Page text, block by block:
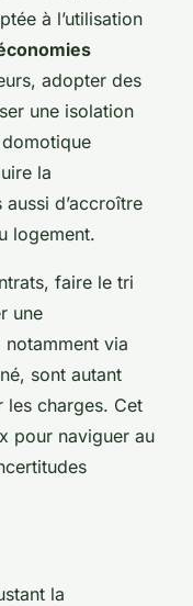
à l’utilisation
adopter des
une isolation
la
d’accroître
logement.
faire le tri
une
via
sont autant
les charges. Cet
pour naviguer au
la